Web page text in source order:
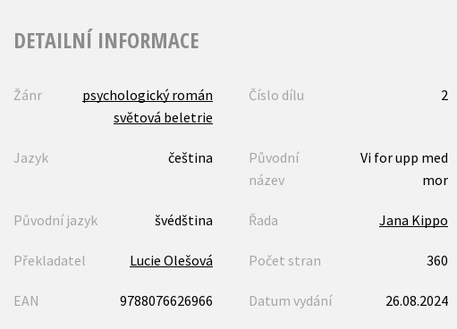
DETAILNÍ INFORMACE
Žánr
psychologický román
světová beletrie
Číslo dílu 2
Jazyk čeština
Původní
název
Vi for upp med
mor
Původní jazyk švédština Řada Jana Kippo
Překladatel Lucie Olešová Počet stran 360
EAN 9788076626966 Datum vydání 26.08.2024